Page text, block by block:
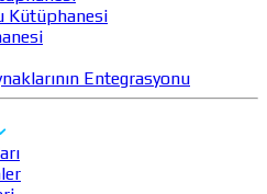
Kütüphanesi
Entegrasyonu